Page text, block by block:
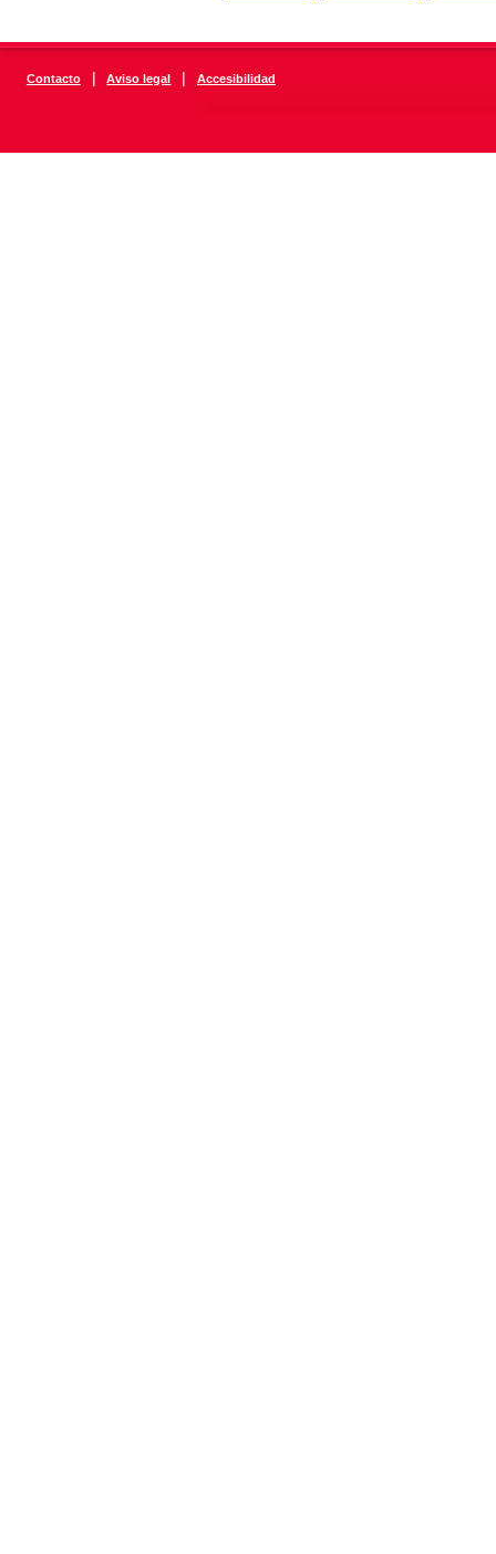
Contacto | Aviso legal | Accesibilidad